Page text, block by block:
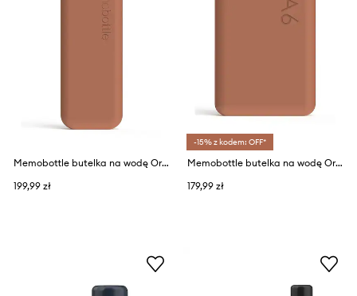
Memobottle butelka na wodę Original Slim 450 ml
199,99 zł
-15% z kodem: OFF*
Memobottle butelka na wodę Original A6 375 ml
179,99 zł